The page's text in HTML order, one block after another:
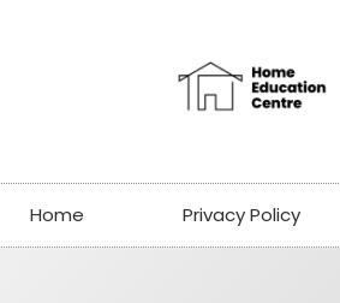
Home Privacy Policy